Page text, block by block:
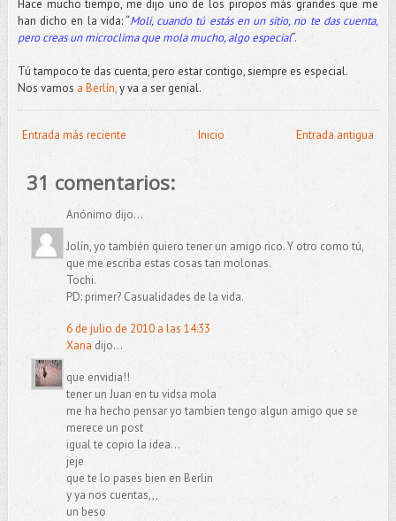
Hace mucho tiempo, me dijo uno de los piropos más grandes que me
han dicho en la vida: “Moli, cuando tú estás en un sitio, no te das cuenta,
pero creas un microclima que mola mucho, algo especial”.
Tú tampoco te das cuenta, pero estar contigo, siempre es especial.
Nos vamos a Berlín,y va a ser genial.
Entrada más reciente Entrada antigua
Inicio
31 comentarios:
Anónimo dijo...
Jolín, yo también quiero tener un amigo rico. Y otro como tú,
que me escriba estas cosas tan molonas.
Tochi.
PD: primer? Casualidades de la vida.
6 de julio de 2010 a las 14:33
Xana dijo...
que envidia!!
tener un Juan en tu vidsa mola
me ha hecho pensar yo tambien tengo algun amigo que se
merece un post
igual te copio la idea...
jeje
que te lo pases bien en Berlin
y ya nos cuentas,,,
un beso